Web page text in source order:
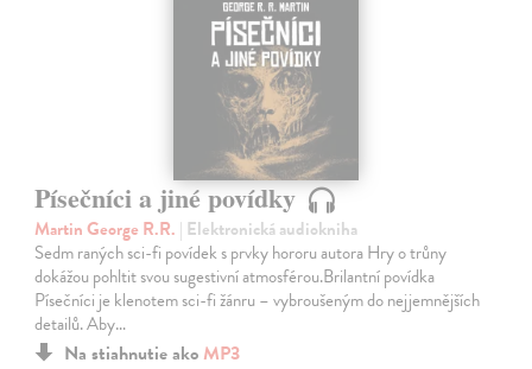
Písečníci a jiné povídky
Martin George R.R. | Elektronická audiokniha
Sedm raných sci-fi povídek s prvky hororu autora Hry o trůny
dokážou pohltit svou sugestivní atmosférou.Brilantní povídka
Písečníci je klenotem sci-fi žánru – vybroušeným do nejjemnějších
detailů. Aby…
Na stiahnutie ako MP3